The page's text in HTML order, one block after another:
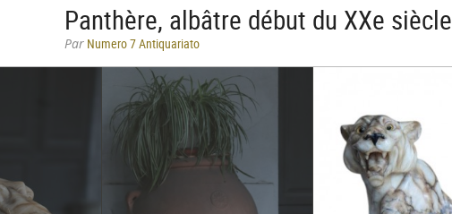
Panthère, albâtre début du XXe siècle
Par Numero 7 Antiquariato